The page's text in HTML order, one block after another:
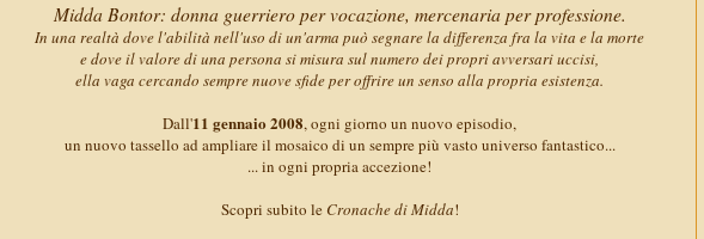
Midda Bontor: donna guerriero per vocazione, mercenaria per professione.
In una realtà dove l'abilità nell'uso di un'arma può segnare la differenza fra la vita e la morte
e dove il valore di una persona si misura sul numero dei propri avversari uccisi,
ella vaga cercando sempre nuove sfide per offrire un senso alla propria esistenza.
Dall'11 gennaio 2008, ogni giorno un nuovo episodio,
un nuovo tassello ad ampliare il mosaico di un sempre più vasto universo fantastico...
... in ogni propria accezione!
Scopri subito le Cronache di Midda!